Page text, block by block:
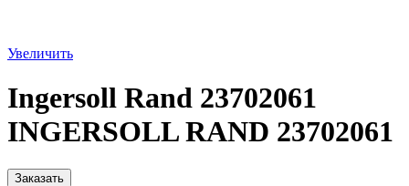
Увеличить
Ingersoll Rand 23702061
INGERSOLL RAND 23702061
Заказать